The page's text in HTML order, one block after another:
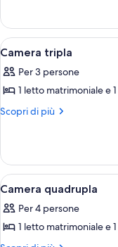
singola
Apri
tutte
le
foto
per
1
Camera tripla
Per 3 persone
1 letto matrimoniale e
Scopri di più
Altri
tripla
Apri
tutte
le
foto
1
Camera quadrupla
Per 4 persone
1 letto matrimoniale e